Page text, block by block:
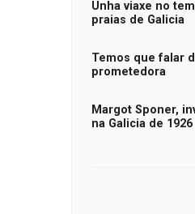
Unha viaxe no
praias de Galicia
Temos que falar
prometedora
Margot Sponer,
na Galicia de 1926